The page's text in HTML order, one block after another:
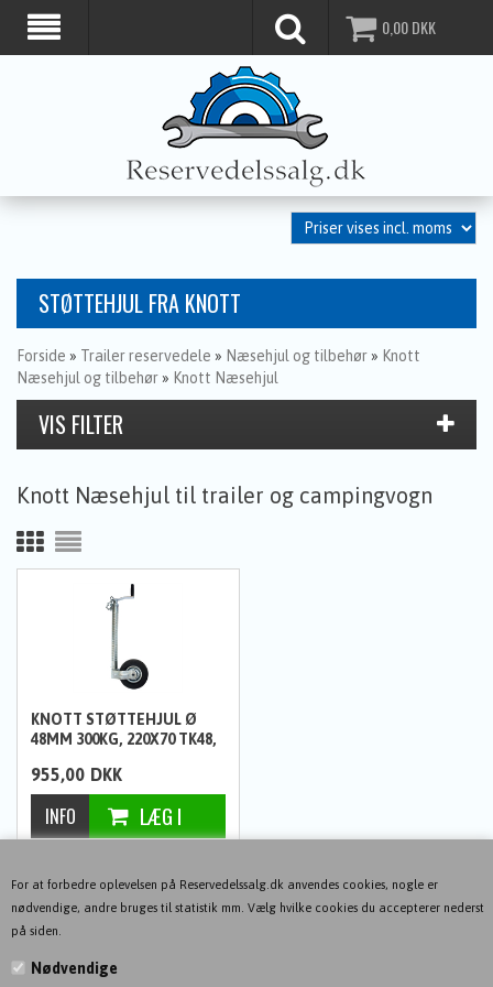
For at forbedre oplevelsen på Reservedelssalg.dk anvendes cookies, nogle er
nødvendige, andre bruges til statistik mm. Vælg hvilke cookies du accepterer nederst
på siden.
Nødvendige
0,00DKK
STØTTEHJUL FRA KNOTT
Forside » Trailer reservedele » Næsehjul og tilbehør » Knott
Næsehjul og tilbehør » Knott Næsehjul
Knott Næsehjul til trailer og campingvogn
KNOTT STØTTEHJUL Ø
48MM 300KG, 220X70 TK48,
955,00 DKK